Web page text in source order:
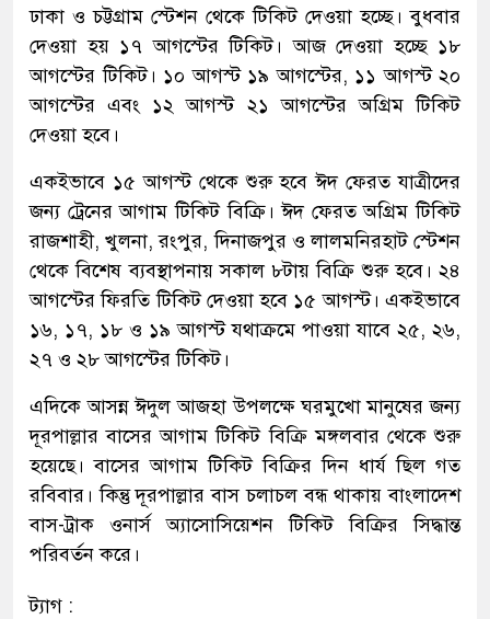
ঢাকা ও চট্টগ্রাম স্টেশন থেকে টিকিট দেওয়া হচ্ছে। বুধবার
দেওয়া হয় ১৭ আগস্টের টিকিট। আজ দেওয়া হচ্ছে ১৮
আগস্টের টিকিট। ১০ আগস্ট ১৯ আগস্টের, ১১ আগস্ট ২০
আগস্টের এবং ১২ আগস্ট ২১ আগস্টের অগ্রিম টিকিট
দেওয়া হবে।
একইভাবে ১৫ আগস্ট থেকে শুরু হবে ঈদ ফেরত যাত্রীদের
জন্য ট্রেনের আগাম টিকিট বিক্রি। ঈদ ফেরত অগ্রিম টিকিট
রাজশাহী, খুলনা, রংপুর, দিনাজপুর ও লালমনিরহাট স্টেশন
থেকে বিশেষ ব্যবস্থাপনায় সকাল ৮টায় বিক্রি শুরু হবে। ২৪
আগস্টের ফিরতি টিকিট দেওয়া হবে ১৫ আগস্ট। একইভাবে
১৬, ১৭, ১৮ ও ১৯ আগস্ট যথাক্রমে পাওয়া যাবে ২৫, ২৬,
২৭ ও ২৮ আগস্টের টিকিট।
এদিকে আসন্ন ঈদুল আজহা উপলক্ষে ঘরমুখো মানুষের জন্য
দূরপাল্লার বাসের আগাম টিকিট বিক্রি মঙ্গলবার থেকে শুরু
হয়েছে। বাসের আগাম টিকিট বিক্রির দিন ধার্য ছিল গত
রবিবার। কিন্তু দূরপাল্লার বাস চলাচল বন্ধ থাকায় বাংলাদেশ
বাস-ট্রাক ওনার্স অ্যাসোসিয়েশন টিকিট বিক্রির সিদ্ধান্ত
পরিবর্তন করে।
ট্যাগ :